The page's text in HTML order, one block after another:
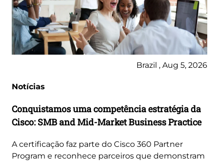
Brazil , Aug 5, 2026
Notícias
Conquistamos uma competência estratégia da
Cisco: SMB and Mid-Market Business Practice
A certificação faz parte do Cisco 360 Partner
Program e reconhece parceiros que demonstram